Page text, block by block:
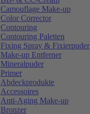
Camouflage Make-up
Color Corrector
Contouring
Contouring Paletten
Fixing Spray & Fixierpuder
Make-up Entferner
Mineralpuder
Primer
Abdeckprodukte
Accessoires
Anti-Aging Make-up
Bronzer